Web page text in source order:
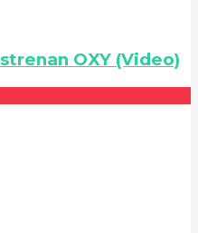
OXY (Video)